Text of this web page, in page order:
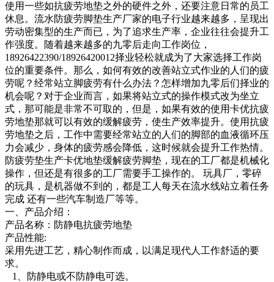
使用一些如抗疲劳地垫之外的硬件之外，还要注意日常的员工
休息。流水防疲劳脚垫生产厂家的电子行业越来越多，呈现出
劳动密集型的生产而已，为了追求生产率，企业往往会提升工
作强度。随着越来越多的九零后走向工作岗位，
18926422390/18926420012择业轻松就成为了大家选择工作岗
位的重要条件。那么，如何有效的改善站立式作业的人们的疲
劳呢？经常站立脚疲劳有什么办法？怎样增加九零后们择业的
机会呢？对于企业而言，如果将站立式的操作模式改为坐立
式，那可能是非常不可取的，但是，如果有效的使用卡优抗疲
劳地垫那就可以有效的缓解疲劳，使生产效率提升。使用抗疲
劳地垫之后，工作中需要经常站立的人们的脚部的血液循环压
力会减少，身体的疲劳感会降低，这时候就会提升工作热情。
防疲劳垫生产卡优地垫缓解疲劳脚垫，现在的工厂都是机械化
操作，但还是有很多的工厂需要手工操作的。 玩具厂，零碎
的玩具，是机器做不到的，都是工人每天在流水线站立着任务
完成 还有一些汽车制造厂等等。
一、产品介绍：
产品名称：防静电抗疲劳地垫
产品性能:
采用先进工艺，精心制作而成，以满足现代人工作舒适的要
求。
1、防静电或不防静电可选。